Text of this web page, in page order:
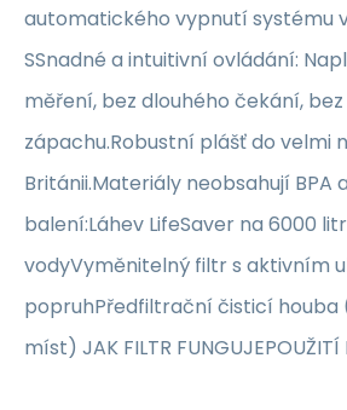
automatického vypnutí systému
SSnadné a intuitivní ovládání:
měření, bez dlouhého čekání,
zápachu.Robustní plášť do
Británii.Materiály neobsahují BPA
balení:Láhev LifeSaver na 6000
vodyVyměnitelný filtr s aktivním
popruhPředfiltrační čisticí houba
míst) JAK FILTR FUNGUJEPOUŽITÍ